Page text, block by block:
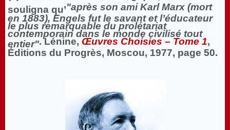
souligna qu’ "après son ami Karl Marx (mort
en 1883), Engels fut le savant et l’éducateur
le plus remarquable du prolétariat
contemporain dans le monde civilisé tout
entier". Lénine, Œuvres Choisies – Tome 1,
Éditions du Progrès, Moscou, 1977, page 50.